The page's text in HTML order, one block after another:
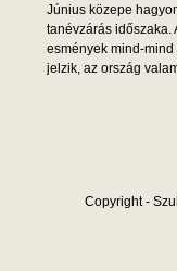
Június közepe
tanévzárás időszaka.
esmények mind-
jelzik, az ország
Copyright -